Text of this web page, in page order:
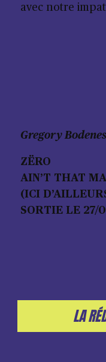
avec notre
Gregory Bodenes
ZËRO
AIN’T THAT
(ICI
SORTIE LE 27/
LA